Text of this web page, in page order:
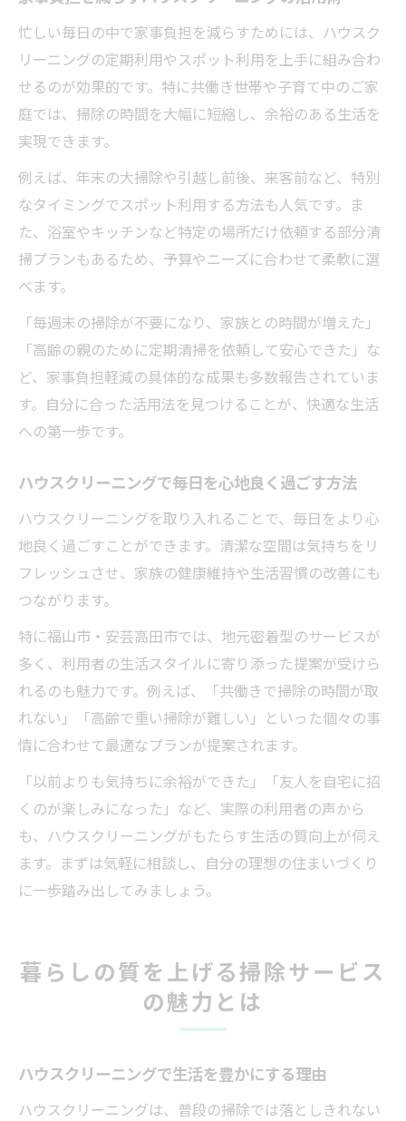
忙しい毎日の中で家事負担を減らすためには、ハウスク
リーニングの定期利用やスポット利用を上手に組み合わ
せるのが効果的です。特に共働き世帯や子育て中のご家
庭では、掃除の時間を大幅に短縮し、余裕のある生活を
実現できます。
例えば、年末の大掃除や引越し前後、来客前など、特別
なタイミングでスポット利用する方法も人気です。ま
た、浴室やキッチンなど特定の場所だけ依頼する部分清
掃プランもあるため、予算やニーズに合わせて柔軟に選
べます。
「毎週末の掃除が不要になり、家族との時間が増えた」
「高齢の親のために定期清掃を依頼して安心できた」な
ど、家事負担軽減の具体的な成果も多数報告されていま
す。自分に合った活用法を見つけることが、快適な生活
への第一歩です。
ハウスクリーニングで毎日を心地良く過ごす方法
ハウスクリーニングを取り入れることで、毎日をより心
地良く過ごすことができます。清潔な空間は気持ちをリ
フレッシュさせ、家族の健康維持や生活習慣の改善にも
つながります。
特に福山市・安芸高田市では、地元密着型のサービスが
多く、利用者の生活スタイルに寄り添った提案が受けら
れるのも魅力です。例えば、「共働きで掃除の時間が取
れない」「高齢で重い掃除が難しい」といった個々の事
情に合わせて最適なプランが提案されます。
「以前よりも気持ちに余裕ができた」「友人を自宅に招
くのが楽しみになった」など、実際の利用者の声から
も、ハウスクリーニングがもたらす生活の質向上が伺え
ます。まずは気軽に相談し、自分の理想の住まいづくり
に一歩踏み出してみましょう。
暮らしの質を上げる掃除サービス
の魅力とは
ハウスクリーニングで生活を豊かにする理由
ハウスクリーニングは、普段の掃除では落としきれない